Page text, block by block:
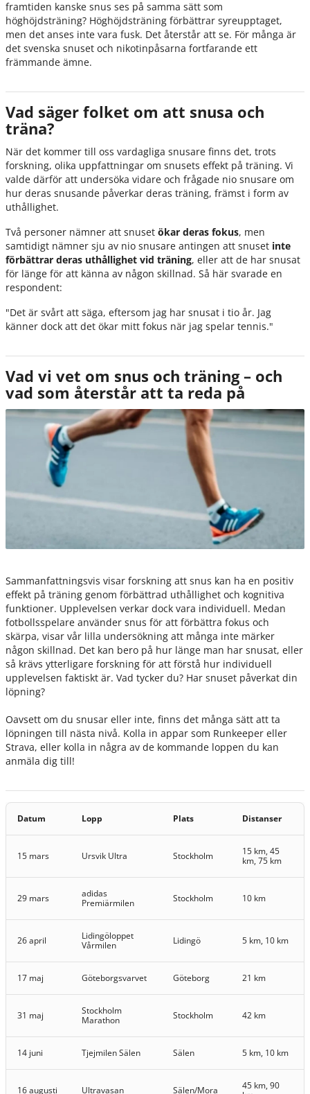
framtiden kanske snus ses på samma sätt som
höghöjdsträning? Höghöjdsträning förbättrar syreupptaget,
men det anses inte vara fusk. Det återstår att se. För många är
det svenska snuset och nikotinpåsarna fortfarande ett
främmande ämne.
Vad säger folket om att snusa och
träna?
När det kommer till oss vardagliga snusare finns det, trots
forskning, olika uppfattningar om snusets effekt på träning. Vi
valde därför att undersöka vidare och frågade nio snusare om
hur deras snusande påverkar deras träning, främst i form av
uthållighet.
Två personer nämner att snuset ökar deras fokus, men
samtidigt nämner sju av nio snusare antingen att snuset inte
förbättrar deras uthållighet vid träning, eller att de har snusat
för länge för att känna av någon skillnad. Så här svarade en
respondent:
"Det är svårt att säga, eftersom jag har snusat i tio år. Jag
känner dock att det ökar mitt fokus när jag spelar tennis."
Vad vi vet om snus och träning – och
vad som återstår att ta reda på
Sammanfattningsvis visar forskning att snus kan ha en positiv
effekt på träning genom förbättrad uthållighet och kognitiva
funktioner. Upplevelsen verkar dock vara individuell. Medan
fotbollsspelare använder snus för att förbättra fokus och
skärpa, visar vår lilla undersökning att många inte märker
någon skillnad. Det kan bero på hur länge man har snusat, eller
så krävs ytterligare forskning för att förstå hur individuell
upplevelsen faktiskt är. Vad tycker du? Har snuset påverkat din
löpning?
Oavsett om du snusar eller inte, finns det många sätt att ta
löpningen till nästa nivå. Kolla in appar som Runkeeper eller
Strava, eller kolla in några av de kommande loppen du kan
anmäla dig till!
Datum Lopp Plats Distanser
15 mars Ursvik Ultra Stockholm
15 km, 45
km, 75 km
29 mars
adidas
Premiärmilen
Stockholm 10 km
26 april
Lidingöloppet
Vårmilen
Lidingö 5 km, 10 km
17 maj Göteborgsvarvet Göteborg 21 km
31 maj
Stockholm
Marathon
Stockholm 42 km
14 juni Tjejmilen Sälen Sälen 5 km, 10 km
16 augusti Ultravasan Sälen/Mora
45 km, 90